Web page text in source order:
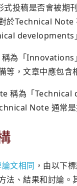
投稿是否會被期
於Technical
developments
為「Innovations
，文章中應包含
稱為「
Note 通常是
文相同 ，由以下
法、結果和討論